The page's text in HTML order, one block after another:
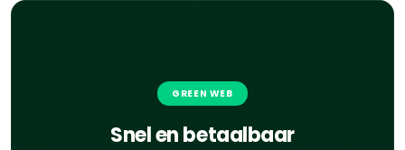
GREEN WEB
Snel en betaalbaar